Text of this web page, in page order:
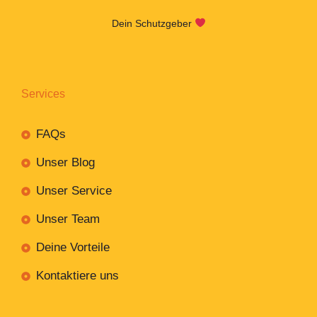
Dein Schutzgeber
Services
FAQs
Unser Blog
Unser Service
Unser Team
Deine Vorteile
Kontaktiere uns